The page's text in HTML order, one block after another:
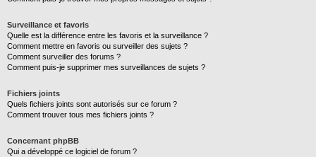
Surveillance et favoris
Quelle est la différence entre les favoris et la surveillance ?
Comment mettre en favoris ou surveiller des sujets ?
Comment surveiller des forums ?
Comment puis-je supprimer mes surveillances de sujets ?
Fichiers joints
Quels fichiers joints sont autorisés sur ce forum ?
Comment trouver tous mes fichiers joints ?
Concernant phpBB
Qui a développé ce logiciel de forum ?